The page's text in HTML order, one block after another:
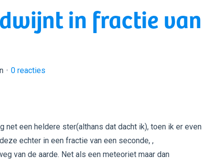
in fractie van
0 reacties
net een heldere ster(althans dat dacht ik), toen ik er even
echter in een fractie van een seconde, ,
van de aarde. Net als een meteoriet maar dan